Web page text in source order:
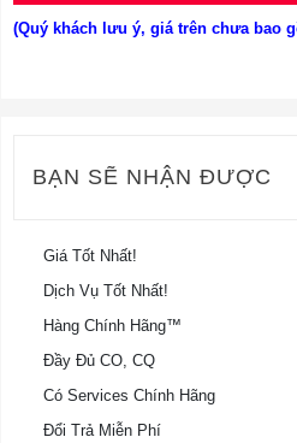
(Quý khách lưu ý, giá trên chưa bao
BẠN SẼ NHẬN ĐƯỢC
Giá Tốt Nhất!
Dịch Vụ Tốt Nhất!
Hàng Chính Hãng™
Đầy Đủ CO, CQ
Có Services Chính Hãng
Đổi Trả Miễn Phí